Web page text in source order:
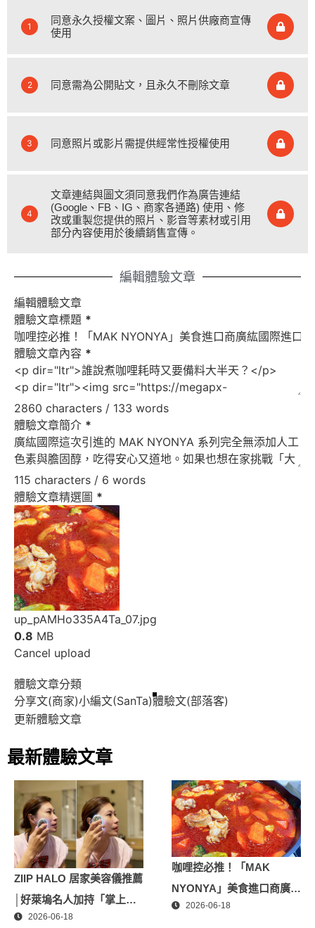
1
同意永久授權文案、圖片、照片供廠商宣傳
使用
2 同意需為公開貼文，且永久不刪除文章
3 同意照片或影片需提供經常性授權使用
4
文章連結與圖文須同意我們作為廣告連結
(Google、FB、IG、商家各通路) 使用、修
改或重製您提供的照片、影音等素材或引用
部分內容使用於後續銷售宣傳。
編輯體驗文章
編輯體驗文章
體驗文章標題 *
體驗文章內容 *
2860 characters / 133 words
體驗文章簡介 *
115 characters / 6 words
體驗文章精選圖 *
up_pAMHo335A4Ta_07.jpg
0.8 MB
Cancel upload
體驗文章分類
分享文(商家)小編文(SanTa)體驗文(部落客)
更新體驗文章
最新體驗文章
ZIIP HALO 居家美容儀推薦
│好萊塢名人加持「掌上
型」智能美膚管家，奈米微
2026-06-18
咖哩控必推！「MAK
NYONYA」美食進口商廣紘
國際進口！讓人直接變成咖
2026-06-18